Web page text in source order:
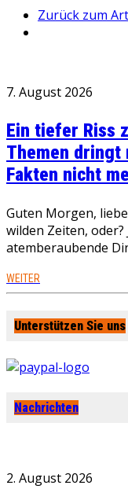
Zurück zum
7. August 2026
Ein tiefer Riss
Themen dringt
Fakten nicht
Guten Morgen,
wilden Zeiten,
atemberaubende
WEITER
Unterstützen Sie uns
Nachrichten
2. August 2026